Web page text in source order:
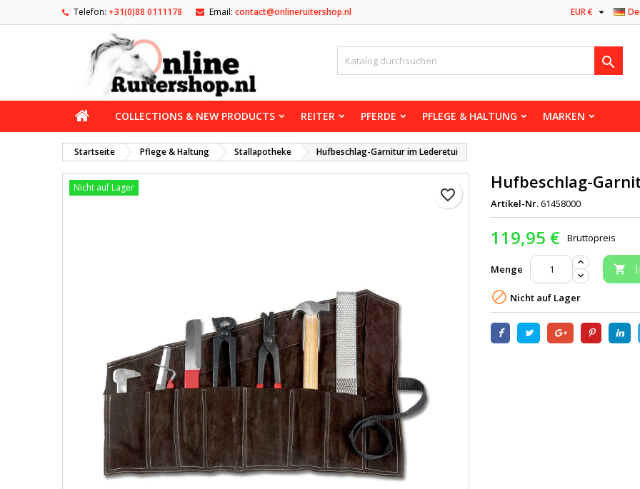
Telefon: +31(0)88 0111178 Email: contact@onlineruitershop.nl EUR € 

COLLECTIONS & NEW PRODUCTS REITER PFERDE PFLEGE & HALTUNG MARKEN
Startseite Pflege & Haltung Stallapotheke Hufbeschlag-Garnitur im Lederetui
favorite_border
Nicht auf Lager Hufbeschlag-
Artikel-Nr.61458000
119,95 € Bruttopreis
Menge 
 Nicht auf Lager